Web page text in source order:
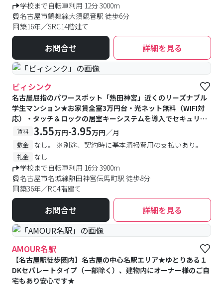
学校まで自転車利用 12分 3000m
名古屋市鶴舞線大須観音駅 徒歩6分
築16年／SRC14階建て
お問合せ 詳細を見る
ビィシンク
名古屋屈指のパワースポット「熱田神宮」近くのリーズナブル
学生マンション★お家賃全室3万円台・光ネット無料（WIFI対
応）・タッチ＆ロックの居室キーシステムを導入でセキュリテ
ィ面もより安心♪
賃料 3.55万円-3.95万円／月
敷金 なし。 ※別途、契約時に基本清掃費用の支払いあり。
礼金
なし
学校まで自転車利用 16分 3900m
名古屋市名城線熱田神宮伝馬町駅 徒歩8分
築36年／RC4階建て
お問合せ 詳細を見る
AMOUR名駅
【名古屋駅徒歩圏内】名古屋の中心名駅エリア★ゆとりある１
DKセパレートタイプ（一部除く）、建物内にオーナー様のご自
宅もあり安心です★